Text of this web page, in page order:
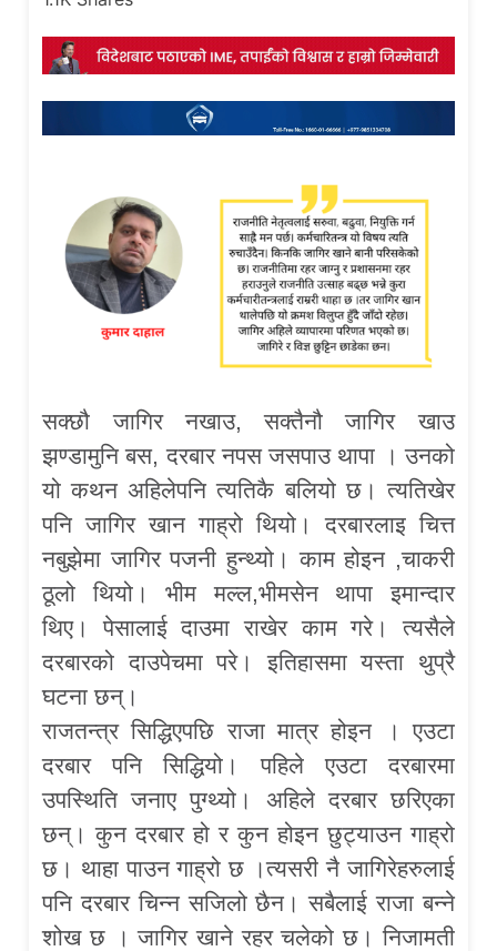
सक्छौ जागिर नखाउ, सक्तैनौ जागिर खाउ
झण्डामुनि बस, दरबार नपस जसपाउ थापा । उनको
यो कथन अहिलेपनि त्यतिकै बलियो छ। त्यतिखेर
पनि जागिर खान गाह्रो थियो। दरबारलाइ चित्त
नबुझेमा जागिर पजनी हुन्थ्यो। काम होइन ,चाकरी
ठूलो थियो। भीम मल्ल,भीमसेन थापा इमान्दार
थिए। पेसालाई दाउमा राखेर काम गरे। त्यसैले
दरबारको दाउपेचमा परे। इतिहासमा यस्ता थुप्रै
घटना छन्।
राजतन्त्र सिद्धिएपछि राजा मात्र होइन । एउटा
दरबार पनि सिद्धियो। पहिले एउटा दरबारमा
उपस्थिति जनाए पुग्थ्यो। अहिले दरबार छरिएका
छन्। कुन दरबार हो र कुन होइन छुट्याउन गाह्रो
छ। थाहा पाउन गाह्रो छ ।त्यसरी नै जागिरेहरुलाई
पनि दरबार चिन्न सजिलो छैन। सबैलाई राजा बन्ने
शोख छ । जागिर खाने रहर चलेको छ। निजामती